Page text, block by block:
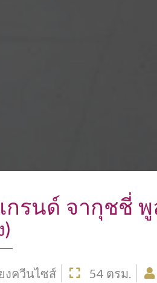
กรนด์ จากุชชี่
)
งควีนไซส์
54 ตรม.